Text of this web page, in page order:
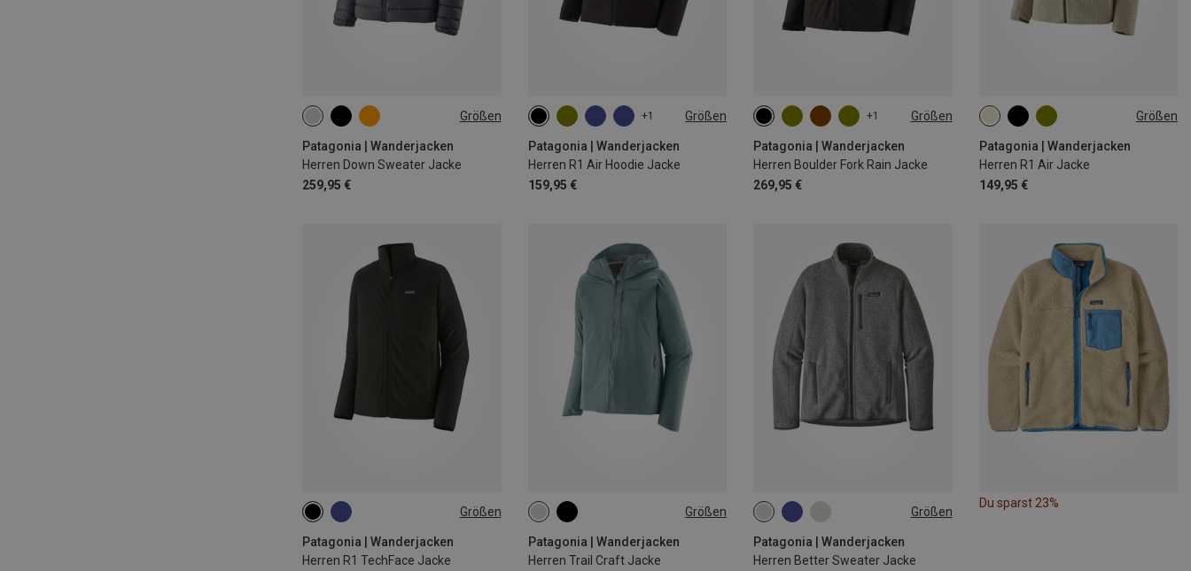
Größen
Patagonia | Wanderjacken
Herren Down Sweater Jacke
259,95 €
S M L
+1 Größen
Patagonia | Wanderjacken
Herren R1 Air Hoodie Jacke
159,95 €
S M L XL
+1 Größen
Patagonia | Wanderjacken
Herren Boulder Fork Rain Jacke
269,95 €
S M L XL Größen
Patagonia | Wanderjacken
Herren R1 Air Jacke
149,95 €
S L XL
Größen
Patagonia | Wanderjacken
Herren R1 TechFace Jacke
S M Größen
Patagonia | Wanderjacken
Herren Trail Craft Jacke
S M Größen
Patagonia | Wanderjacken
Herren Better Sweater Jacke
S M L
Du sparst 23%